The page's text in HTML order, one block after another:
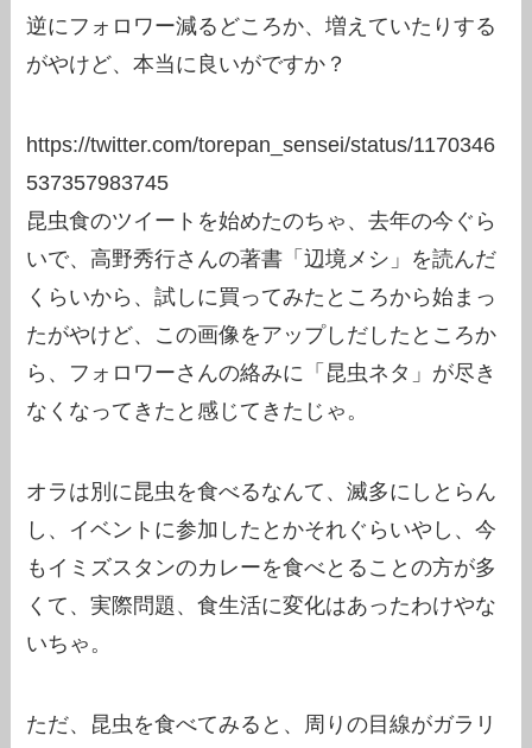
逆にフォロワー減るどころか、増えていたりする
がやけど、本当に良いがですか？
https://twitter.com/torepan_sensei/status/1170346
537357983745
昆虫食のツイートを始めたのちゃ、去年の今ぐら
いで、高野秀行さんの著書「辺境メシ」を読んだ
くらいから、試しに買ってみたところから始まっ
たがやけど、この画像をアップしだしたところか
ら、フォロワーさんの絡みに「昆虫ネタ」が尽き
なくなってきたと感じてきたじゃ。
オラは別に昆虫を食べるなんて、滅多にしとらん
し、イベントに参加したとかそれぐらいやし、今
もイミズスタンのカレーを食べとることの方が多
くて、実際問題、食生活に変化はあったわけやな
いちゃ。
ただ、昆虫を食べてみると、周りの目線がガラリ